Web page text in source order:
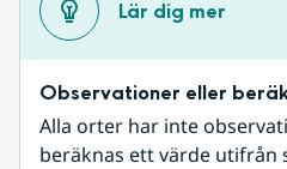
Lär dig mer
Observationer eller
Alla orter har inte
beräknas ett värde utifrån